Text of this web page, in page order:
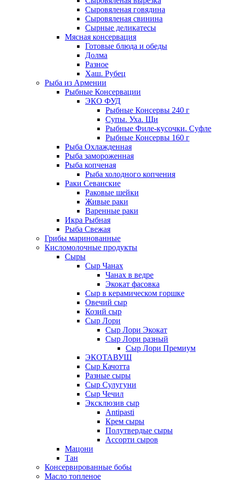
Сыровяленая говядина
Сыровяленая свинина
Сырные деликатесы
Мясная консервация
Готовые блюда и обеды
Долма
Разное
Хаш. Рубец
Рыба из Армении
Рыбные Консервации
ЭКО ФУД
Рыбные Консервы 240 г
Супы. Уха. Щи
Рыбные Филе-кусочки. Суфле
Рыбные Консервы 160 г
Рыба Охлажденная
Рыба замороженная
Рыба копченая
Рыба холодного копчения
Раки Севанские
Раковые шейки
Живые раки
Варенные раки
Икра Рыбная
Рыба Свежая
Грибы маринованные
Кисломолочные продукты
Сыры
Сыр Чанах
Чанах в ведре
Экокат фасовка
Сыр в керамическом горшке
Овечий сыр
Козий сыр
Сыр Лори
Сыр Лори Экокат
Сыр Лори разный
Сыр Лори Премиум
ЭКОТАВУШ
Сыр Качотта
Разные сыры
Сыр Сулугуни
Сыр Чечил
Эксклюзив сыр
Antipasti
Крем сыры
Полутвердые сыры
Ассорти сыров
Мацони
Тан
Консервированные бобы
Масло топленое